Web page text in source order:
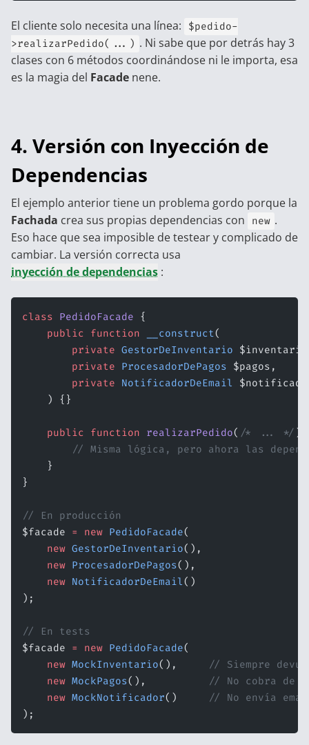
El cliente solo necesita una línea:
$pedido-
>realizarPedido(...) . Ni sabe que por detrás hay 3
clases con 6 métodos coordinándose ni le importa, esa
es la magia del Facade nene.
4. Versión con Inyección de
Dependencias
El ejemplo anterior tiene un problema gordo porque la
Fachada crea sus propias dependencias con new .
Eso hace que sea imposible de testear y complicado de
cambiar. La versión correcta usa
inyección de dependencias :
class PedidoFacade {
    public
function __construct(
        private
GestorDeInventario
        private
ProcesadorDePagos $pagos,
        private
NotificadorDeEmail
    ) {}
    public
function realizarPedido( /* ... */ )
// Misma lógica, pero ahora las
    }
}
// En producción
$facade = new PedidoFacade(
    new
GestorDeInventario(),
    new
ProcesadorDePagos(),
    new
NotificadorDeEmail()
);
// En tests
$facade = new PedidoFacade(
    new
MockInventario(),
// Siempre
    new
MockPagos(),
// No cobra de
    new
MockNotificador()
// No envía
);